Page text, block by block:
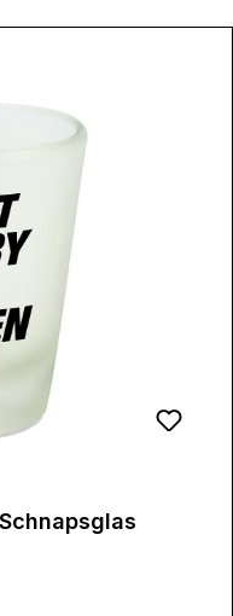
Schnapsglas